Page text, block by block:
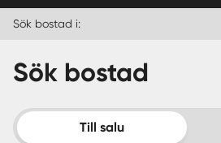
Sälja
Köpa
Sök bostad i:
Sök bostad
Till salu